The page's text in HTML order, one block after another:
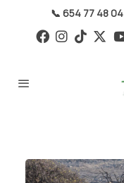
📞 654 77 48 04